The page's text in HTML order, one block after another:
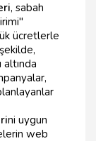
, sabah
ücretlerle
ni uygun
web